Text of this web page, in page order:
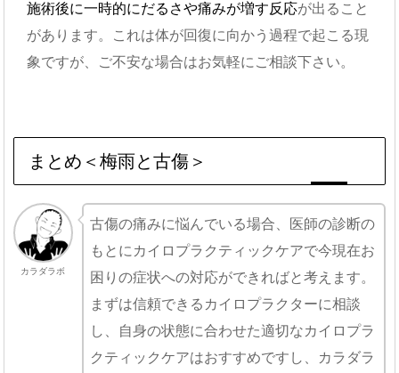
施術後に一時的にだるさや痛みが増す反応が出ること
があります。これは体が回復に向かう過程で起こる現
象ですが、ご不安な場合はお気軽にご相談下さい。
まとめ＜梅雨と古傷＞
カラダラボ
古傷の痛みに悩んでいる場合、医師の診断の
もとにカイロプラクティックケアで今現在お
困りの症状への対応ができればと考えます。
まずは信頼できるカイロプラクターに相談
し、自身の状態に合わせた適切なカイロプラ
クティックケアはおすすめですし、カラダラ